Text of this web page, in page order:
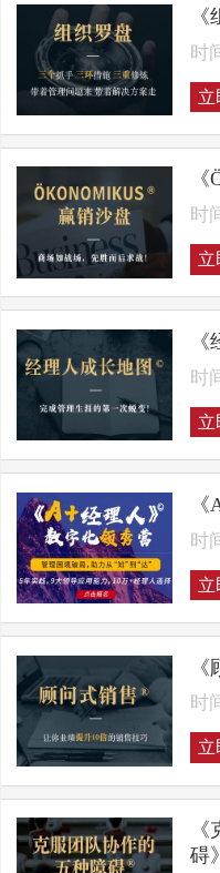
时
立
时
立
时
立
时
立
时
立
碍